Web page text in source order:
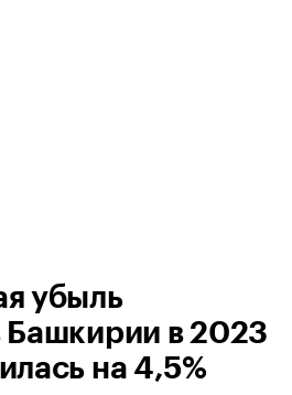
убыль
Башкирии в 2023
на 4,5%